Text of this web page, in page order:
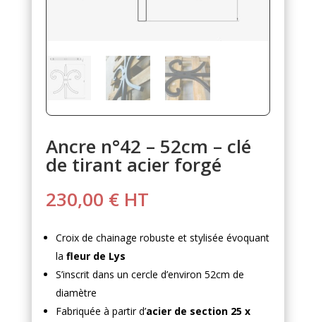
Ancre n°42 – 52cm – clé
de tirant acier forgé
230,00 € HT
Croix de chainage robuste et stylisée évoquant
la fleur de Lys
S’inscrit dans un cercle d’environ 52cm de
diamètre
Fabriquée à partir d’acier de section 25 x